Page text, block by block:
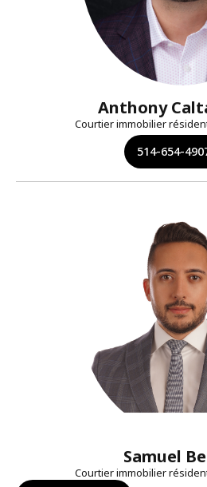
Anthony
Courtier immobilier
514-654-
Samuel
Courtier immobilier